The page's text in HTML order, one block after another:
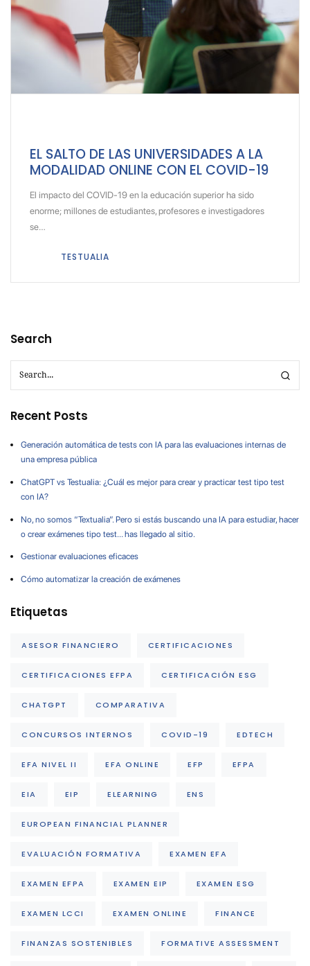
EL SALTO DE LAS UNIVERSIDADES A LA
MODALIDAD ONLINE CON EL COVID-19
El impacto del COVID-19 en la educación superior ha sido
enorme; millones de estudiantes, profesores e investigadores
se…
TESTUALIA
Search
Recent Posts
Generación automática de tests con IA para las evaluaciones internas de
una empresa pública
ChatGPT vs Testualia: ¿Cuál es mejor para crear y practicar test tipo test
con IA?
No, no somos “Textualia”. Pero si estás buscando una IA para estudiar, hacer
o crear exámenes tipo test… has llegado al sitio.
Gestionar evaluaciones eficaces
Cómo automatizar la creación de exámenes
Etiquetas
ASESOR FINANCIERO CERTIFICACIONES
CERTIFICACIONES EFPA CERTIFICACIÓN ESG
CHATGPT COMPARATIVA
CONCURSOS INTERNOS COVID-19 EDTECH
EFA NIVEL II EFA ONLINE EFP EFPA
EIA EIP ELEARNING ENS
EUROPEAN FINANCIAL PLANNER
EVALUACIÓN FORMATIVA EXAMEN EFA
EXAMEN EFPA EXAMEN EIP EXAMEN ESG
EXAMEN LCCI EXAMEN ONLINE FINANCE
FINANZAS SOSTENIBLES FORMATIVE ASSESSMENT